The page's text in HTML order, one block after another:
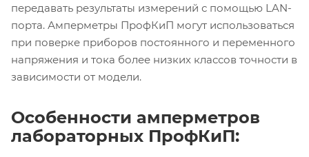
передавать результаты измерений с помощью LAN-
порта. Амперметры ПрофКиП могут использоваться
при поверке приборов постоянного и переменного
напряжения и тока более низких классов точности в
зависимости от модели.
Особенности амперметров
лабораторных ПрофКиП: